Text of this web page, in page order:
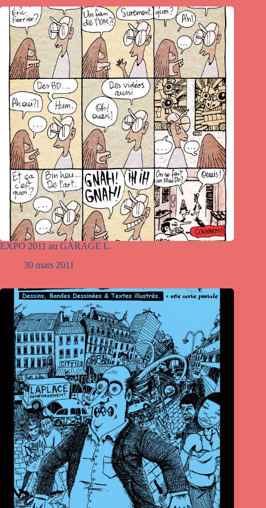
EXPO 2011 au GARAGE L.
30 mars 2011